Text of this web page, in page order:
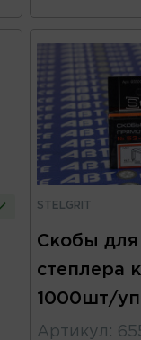
STELGRIT
Скобы для
степлера
1000шт/
Артикул :